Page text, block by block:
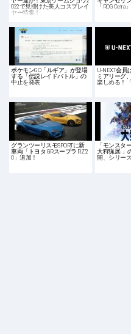
022で見掛けた美人コスプレイ
ヤー特集！
「ROG Cetra
ポケモンGO「ルギア」が登場
する「伝説レイドバトル」の
中止を発表
U-NEXT会員
ミアリーグ
楽しめる！「
グランツーリスモSPORTに新
車両「トヨタ GRスープラ RZ '2
0」追加！
「モンスタ
大狩猟展-」
開、シリー